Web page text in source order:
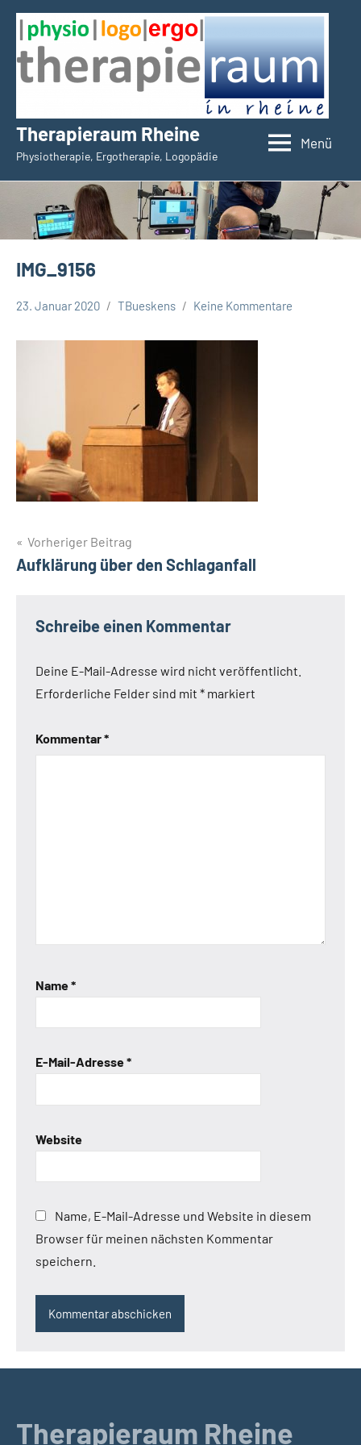
Zum
Inhalt
springen
Therapieraum Rheine
Physiotherapie, Ergotherapie, Logopädie
Menü
IMG_9156
23. Januar 2020 TBueskens Keine Kommentare
Beitragsnavigation
Vorheriger Beitrag
Aufklärung über den Schlaganfall
Schreibe einen Kommentar
Deine E-Mail-Adresse wird nicht veröffentlicht.
Erforderliche Felder sind mit * markiert
Kommentar*
Name*
E-Mail-Adresse*
Website
Name, E-Mail-Adresse und Website in diesem
Browser für meinen nächsten Kommentar
speichern.
Therapieraum Rheine